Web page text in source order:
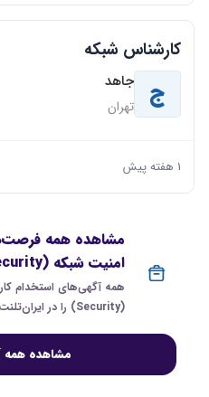
کارشناس شبکه
ج جاهد
تهران
1 هفته پیش
مشاهده همه
امنیت شبکه (Security)
همه آگهی‌های استخدام
(Security) را در ایران‌تلنت ببینید.
مشاهده همه